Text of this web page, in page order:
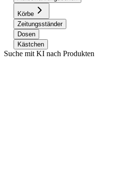
Körbe
Zeitungsständer
Dosen
Kästchen
Suche mit KI nach Produkten